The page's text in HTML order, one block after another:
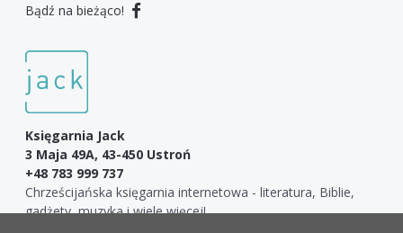
Bądź na bieżąco!
Księgarnia Jack
3 Maja 49A, 43-450 Ustroń
+48 783 999 737
Chrześcijańska księgarnia internetowa - literatura, Biblie,
gadżety, muzyka i wiele więcej!